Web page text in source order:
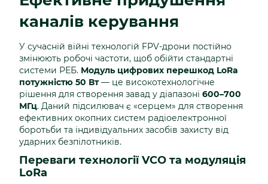
каналів керування
У сучасній війні технологій FPV-дрони постійно
змінюють робочі частоти, щоб обійти стандартні
системи РЕБ. Модуль цифрових перешкод LoRa
потужністю 50 Вт— це високотехнологічне
рішення для створення завад у діапазоні 600–700
МГц. Даний підсилювач є «серцем» для створення
ефективних окопних систем радіоелектронної
боротьби та індивідуальних засобів захисту від
ударних безпілотників.
Переваги технології VCO та модуляція
LoRa